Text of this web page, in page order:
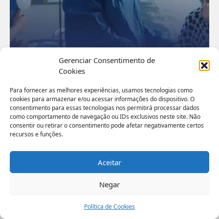
Gerenciar Consentimento de
Cookies
Para fornecer as melhores experiências, usamos tecnologias como
cookies para armazenar e/ou acessar informações do dispositivo. O
consentimento para essas tecnologias nos permitirá processar dados
como comportamento de navegação ou IDs exclusivos neste site. Não
consentir ou retirar o consentimento pode afetar negativamente certos
recursos e funções.
Aceitar
Negar
Política de Cookies
Quando encaminhar pacientes
de alta complexidade para uma
clínica de transição de
cuidados?
Entregar o que cada paciente precisa, no momento
certo, é um critério definidor para o alcance dos
melhores desfechos possíveis. Por isso, acompanhar
jornada do pacientecom coordenação de
cuidados articulados é cada vez mais necessário.
Nas mais diferentes áreas médicas, existem casos que
podem exigir tratamentos de alta complexidade, que
assim como apresentam diversos desafios.